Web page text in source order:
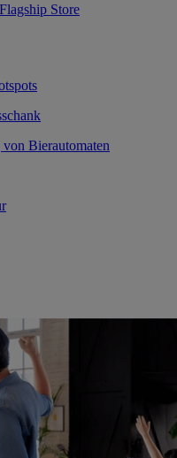
Store
Bierautomaten